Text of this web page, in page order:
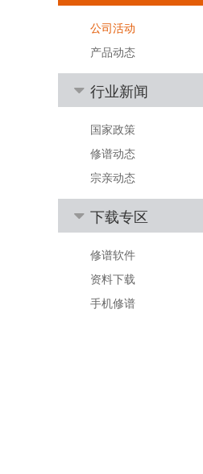
公司活动
产品动态
行业新闻
国家政策
修谱动态
宗亲动态
下载专区
修谱软件
资料下载
手机修谱